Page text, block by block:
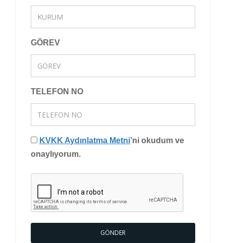
GÖREV
TELEFON NO
KVKK Aydınlatma Metni’ni okudum ve
onaylıyorum.
GÖNDER